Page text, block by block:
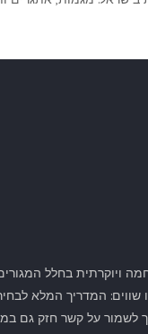
חמה ויוקרתית בחלל
שווים: המדריך המלא
לשמור על קשר חזק גם